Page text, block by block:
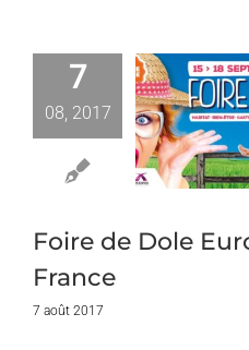
7
08, 2017
de Dole
House
Foire de Dole
France
7 août 2017